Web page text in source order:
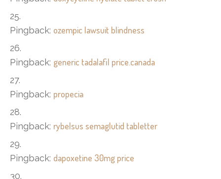
Pingback: ozempic lawsuit blindness
Pingback: generic tadalafil price.canada
Pingback: propecia
Pingback: rybelsus semaglutid tabletter
Pingback: dapoxetine 30mg price